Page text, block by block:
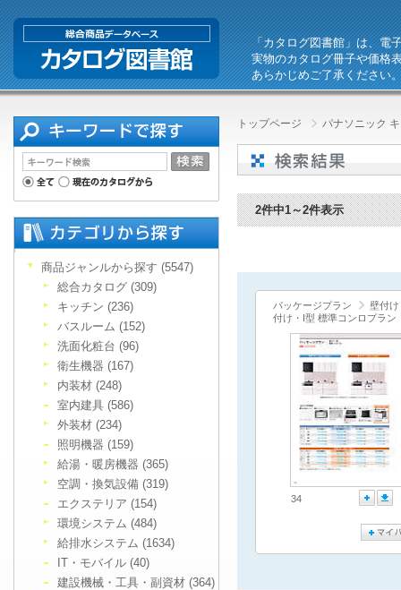
「カタログ図書館」は、電
実物のカタログ冊子や価格
あらかじめご了承ください
トップページ パナソニック
2件中1～2件表示
パッケージプラン
壁付
付け・I型 標準コンロプラン
34
商品ジャンルから探す (5547)
総合カタログ (309)
キッチン (236)
バスルーム (152)
洗面化粧台 (96)
衛生機器 (167)
内装材 (248)
室内建具 (586)
外装材 (234)
照明機器 (159)
給湯・暖房機器 (365)
空調・換気設備 (319)
エクステリア (154)
環境システム (484)
給排水システム (1634)
IT・モバイル (40)
建設機械・工具・副資材 (364)